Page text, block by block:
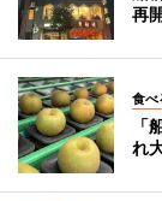
再
食べ
「
れ